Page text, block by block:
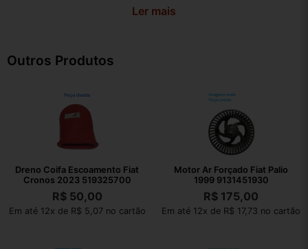
Ler mais
Outros Produtos
Dreno Coifa Escoamento Fiat
Cronos 2023 519325700
R$50,00
Em até 12x de R$ 5,07 no cartão
Motor Ar Forçado Fiat Palio
1999 9131451930
R$ 175,00
Em até 12x de R$ 17,73 no cartão